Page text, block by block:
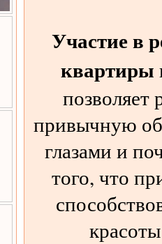
Участие в
квартиры
позволяет
привычную
глазами и
того, что